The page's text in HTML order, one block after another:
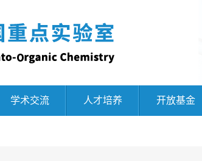
学术交流 人才培养 开放基金